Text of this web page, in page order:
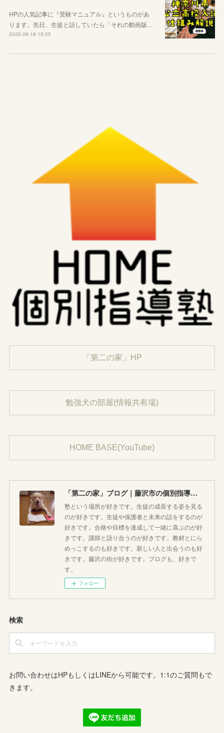
HPの人気記事に『受験マニュアル』というものがあ
ります。先日、生徒と話していたら「それの動画版…
2026.06.18 15:05
「第二の家」HP
勉強犬の部屋(情報共有場)
HOME BASE(YouTube)
「第二の家」ブログ｜藤沢市の個別指導塾のお話
塾という場所が好きです。生徒の成長する姿を見る
のが好きです。生徒や保護者と未来の話をするのが
好きです。合格や目標を達成して一緒に喜ぶのが好
きです。講師と語り合うのが好きです。教材とにら
めっこするのも好きです。新しい人と出会うのも好
きです。藤沢の街が好きです。ブログも、好きで
す。
フォロー
検索
お問い合わせはHPもしくはLINEから可能です。1:1のご質問もで
きます。